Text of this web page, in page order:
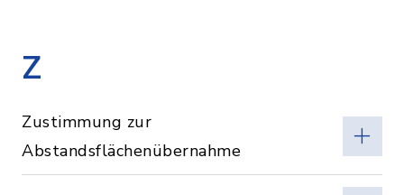
Z
Zustimmung zur
Abstandsflächenübernahme